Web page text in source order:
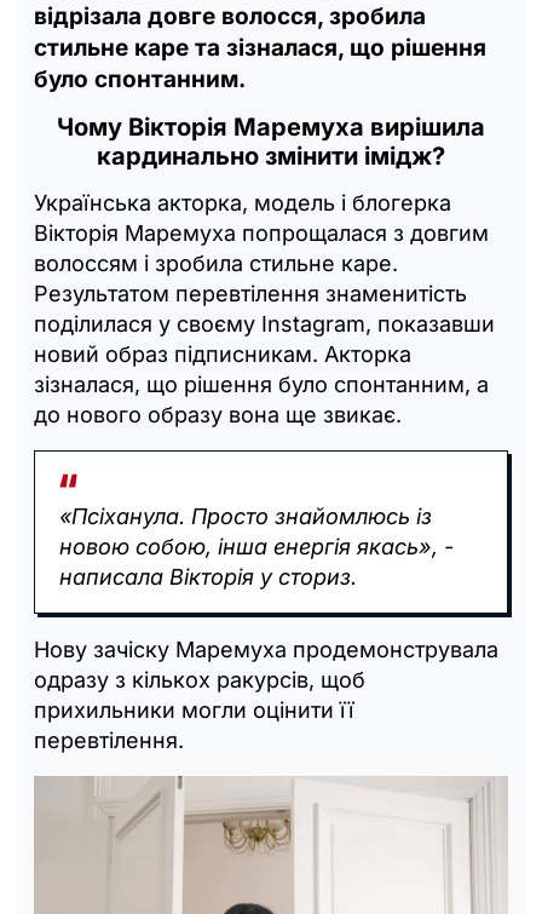
відрізала довге волосся, зробила
стильне каре та зізналася, що рішення
було спонтанним.
Чому Вікторія Маремуха вирішила
кардинально змінити імідж?
Українська акторка, модель і блогерка
Вікторія Маремуха попрощалася з довгим
волоссям і зробила стильне каре.
Результатом перевтілення знаменитість
поділилася у своєму Instagram, показавши
новий образ підписникам. Акторка
зізналася, що рішення було спонтанним, а
до нового образу вона ще звикає.
«Псіханула. Просто знайомлюсь із
новою собою, інша енергія якась», -
написала Вікторія у сториз.
Нову зачіску Маремуха продемонструвала
одразу з кількох ракурсів, щоб
прихильники могли оцінити її
перевтілення.